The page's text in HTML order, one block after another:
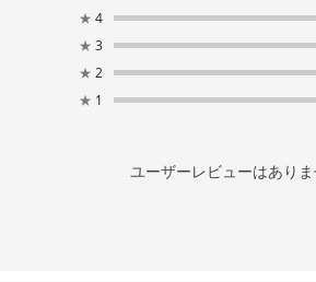
★ 4
★ 3
★ 2
★ 1
ユーザーレビューはありま